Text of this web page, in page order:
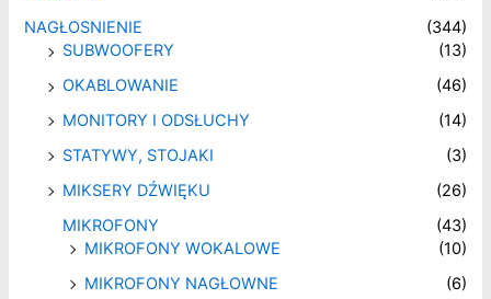
NAGŁOSNIENIE
(344)
SUBWOOFERY
(13)
OKABLOWANIE
(46)
MONITORY I ODSŁUCHY
(14)
STATYWY, STOJAKI
(3)
MIKSERY DŹWIĘKU
(26)
MIKROFONY
(43)
MIKROFONY WOKALOWE
(10)
MIKROFONY NAGŁOWNE
(6)